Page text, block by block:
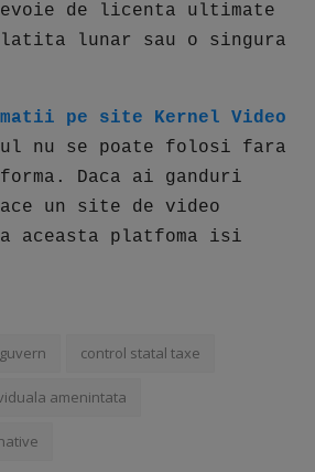
de licenta ultimate
lunar sau o singura
pe site Kernel Video
nu se poate folosi fara
Daca ai ganduri
un site de video
aceasta platfoma isi
control statal taxe
amenintata